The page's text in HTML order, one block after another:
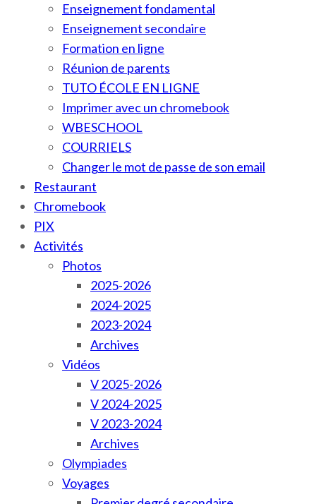
Enseignement fondamental
Enseignement secondaire
Formation en ligne
Réunion de parents
TUTO ÉCOLE EN LIGNE
Imprimer avec un chromebook
WBESCHOOL
COURRIELS
Changer le mot de passe de son email
Restaurant
Chromebook
PIX
Activités
Photos
2025-2026
2024-2025
2023-2024
Archives
Vidéos
V 2025-2026
V 2024-2025
V 2023-2024
Archives
Olympiades
Voyages